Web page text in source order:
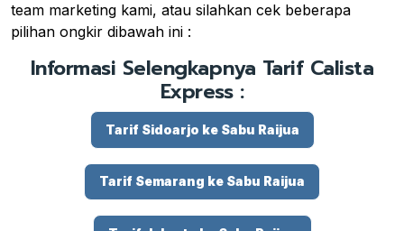
team marketing kami, atau silahkan cek beberapa
pilihan ongkir dibawah ini :
Informasi Selengkapnya Tarif Calista
Express :
Tarif Sidoarjo ke Sabu Raijua
Tarif Semarang ke Sabu Raijua